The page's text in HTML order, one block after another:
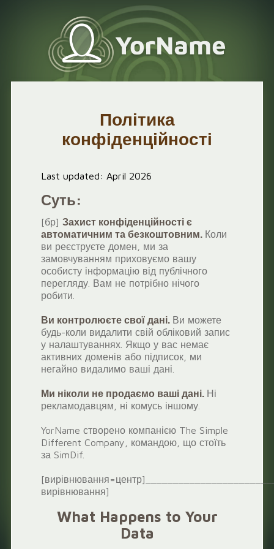
Політика
конфіденційності
Last updated: April 2026
Суть:
[бр] Захист конфіденційності є
автоматичним та безкоштовним. Коли
ви реєструєте домен, ми за
замовчуванням приховуємо вашу
особисту інформацію від публічного
перегляду. Вам не потрібно нічого
робити.
Ви контролюєте свої дані. Ви можете
будь-коли видалити свій обліковий запис
у налаштуваннях. Якщо у вас немає
активних доменів або підписок, ми
негайно видалимо ваші дані.
Ми ніколи не продаємо ваші дані. Ні
рекламодавцям, ні комусь іншому.
YorName створено компанією The Simple
Different Company, командою, що стоїть
за SimDif.
вирівнювання]
What Happens to Your
Data